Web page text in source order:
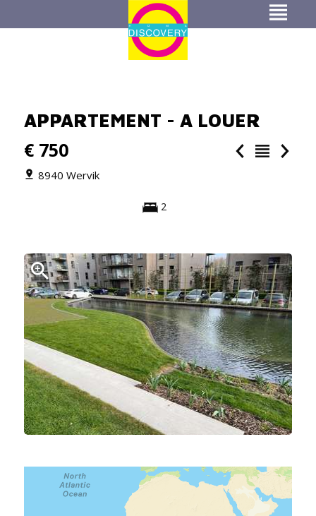
APPARTEMENT - A LOUER
€ 750
8940 Wervik
2